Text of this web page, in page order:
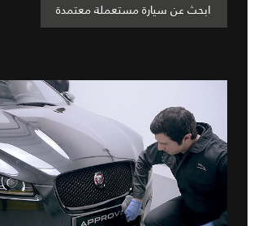
ابحث عن سيارة مستعملة معتمدة